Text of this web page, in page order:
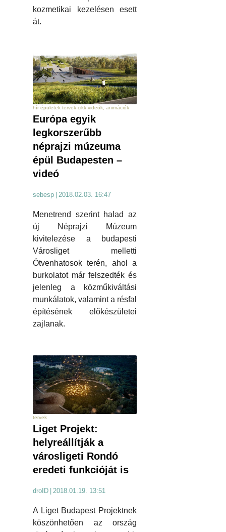
kozmetikai kezelésen esett
át.
hír épületek tervek cikk videók, animációk
Európa egyik
legkorszerűbb
néprajzi múzeuma
épül Budapesten –
videó
sebesp 2018.02.03. 16:47
Menetrend szerint halad az
új Néprajzi Múzeum
kivitelezése a budapesti
Városliget melletti
Ötvenhatosok terén, ahol a
burkolatot már felszedték és
jelenleg a közműkiváltási
munkálatok, valamint a résfal
építésének előkészületei
zajlanak.
tervek
Liget Projekt:
helyreállítják a
városligeti Rondó
eredeti funkcióját is
droID | 2018.01.19. 13:51
A Liget Budapest Projektnek
köszönhetően az ország